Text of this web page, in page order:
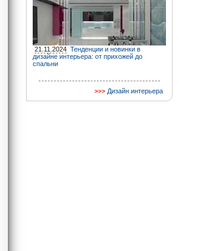
21.11.2024 Тенденции и новинки в
дизайне интерьера: от прихожей до
спальни
Дизайн интерьера